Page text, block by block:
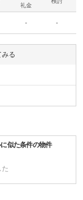
礼金
- -
る
に似た条件の物件